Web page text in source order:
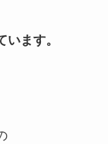
ます。